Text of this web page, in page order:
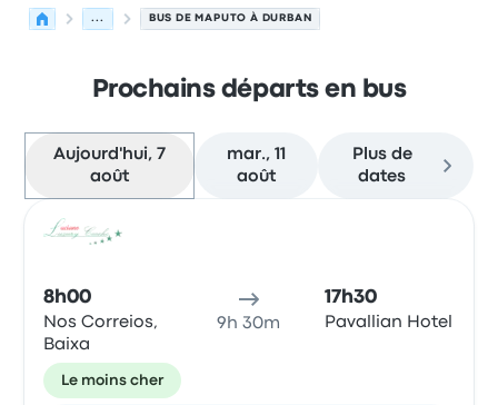
... BUS DE MAPUTO À DURBAN
Prochains départs en bus
Aujourd'hui, 7
août
mar., 11
août
Plus de
dates
8h00
Nos Correios,
Baixa
9h 30m
17h30
Pavallian Hotel
Le moins cher